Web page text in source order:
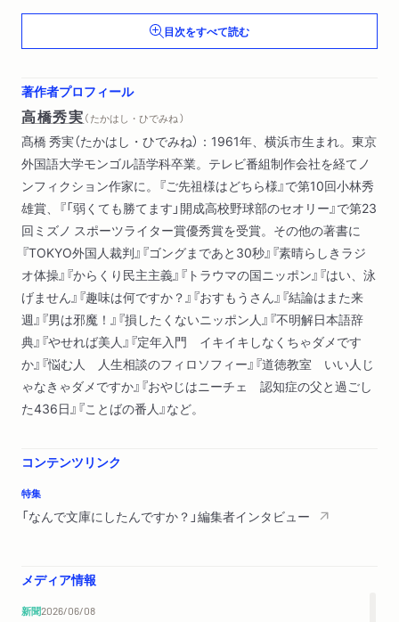
第８章 レディー・ファーストで命拾い
第10章 吉凶を笑う
解説 酒井順子
目次をすべて読む
著作者プロフィール
高橋秀実（ たかはし・ひでみね ）
髙橋 秀実（たかはし・ひでみね）：1961年、横浜市生まれ。東京
外国語大学モンゴル語学科卒業。テレビ番組制作会社を経てノ
ンフィクション作家に。『ご先祖様はどちら様』で第10回小林秀
雄賞、『「弱くても勝てます」開成高校野球部のセオリー』で第23
回ミズノ スポーツライター賞優秀賞を受賞。その他の著書に
『TOKYO外国人裁判』『ゴングまであと30秒』『素晴らしきラジ
オ体操』『からくり民主主義』『トラウマの国ニッポン』『はい、泳
げません』『趣味は何ですか？』『おすもうさん』『結論はまた来
週』『男は邪魔！』『損したくないニッポン人』『不明解日本語辞
典』『やせれば美人』『定年入門 イキイキしなくちゃダメです
か』『悩む人 人生相談のフィロソフィー』『道徳教室 いい人じ
ゃなきゃダメですか』『おやじはニーチェ 認知症の父と過ごし
た436日』『ことばの番人』など。
コンテンツリンク
特集
「なんで文庫にしたんですか？」編集者インタビュー
メディア情報
新聞2026/06/08